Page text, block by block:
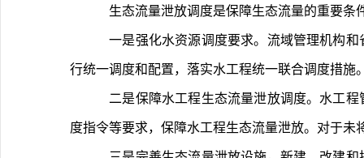
生态流量泄放调度是保障生态流量的重要
	一是强化水资源调度要求。流域管理机构和省级水行政主管部门应将河湖生态流量管控指标纳入流域水资源调度方案和年度水资源（水量）调度计划，对流域水资源实
行统一调度和配置，落实水工程统一联合调度措
度指令等要求，保障水工程生态流量泄放。对于